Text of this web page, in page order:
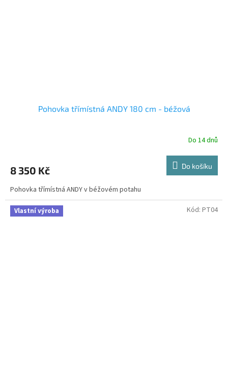
Pohovka třímístná ANDY 180 cm - béžová
Do 14 dnů
8 350 Kč Do košíku
Pohovka třímístná ANDY v béžovém potahu
Vlastní výroba Kód: PT04